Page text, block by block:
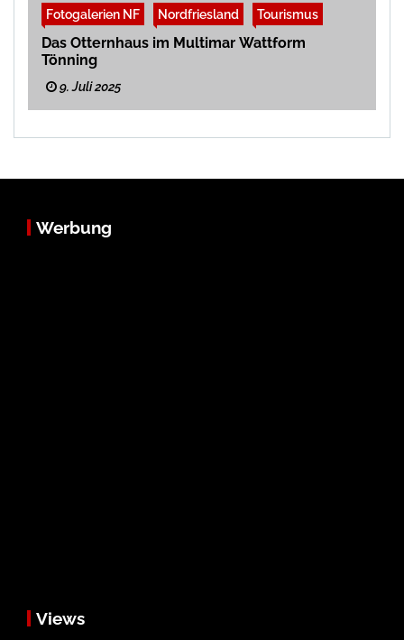
Fotogalerien NF Nordfriesland Tourismus
Das Otternhaus im Multimar Wattform
Tönning
9. Juli 2025
Werbung
Views